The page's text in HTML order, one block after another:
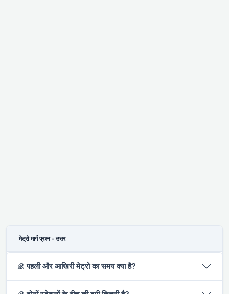
मेट्रो मार्ग प्रश्न - उत्तर
𝒬. पहली और आखिरी मेट्रो का समय क्या है?